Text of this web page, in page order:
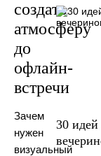
создать
атмосферу
до
офлайн-
встречи
Зачем
нужен
визуальный
30 идей